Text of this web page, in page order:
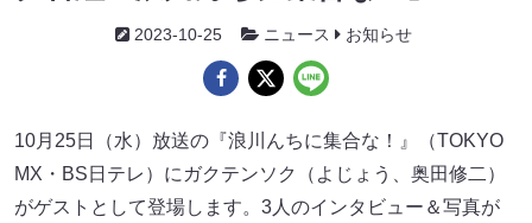
2023-10-25 ニュース お知らせ
10月25日（水）放送の『浪川んちに集合な！』（TOKYO
MX・BS日テレ）にガクテンソク（よじょう、奥田修二）
がゲストとして登場します。3人のインタビュー＆写真が